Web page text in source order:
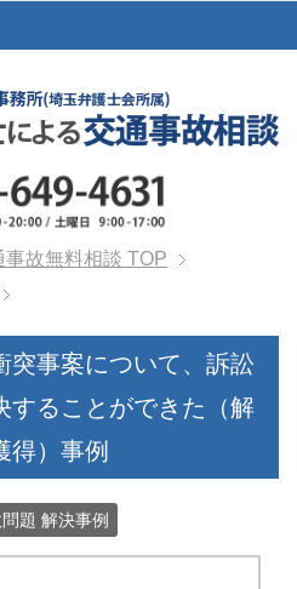
故無料相談 TOP
突事案について、訴訟
することができた（解
得）事例
題 解決事例